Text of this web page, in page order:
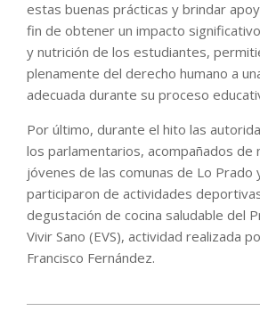
estas buenas prácticas y brindar
fin de obtener un impacto
y nutrición de los estudiantes,
plenamente del derecho humano a
adecuada durante su proceso
Por último, durante el hito las
los parlamentarios, acompañados de
jóvenes de las comunas de Lo Prado
participaron de actividades
degustación de cocina saludable del
Vivir Sano (EVS), actividad realizada
Francisco Fernández.